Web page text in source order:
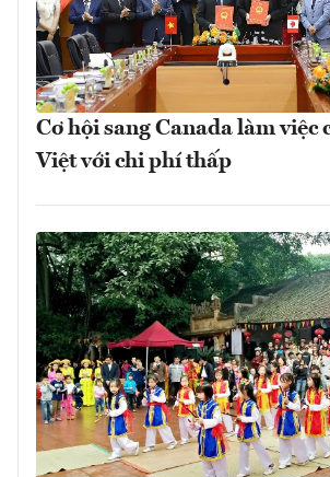
Cơ hội sang Canada làm việc
Việt với chi phí thấp